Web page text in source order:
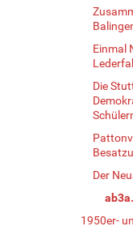
Einmal
Die
Der
1950er-